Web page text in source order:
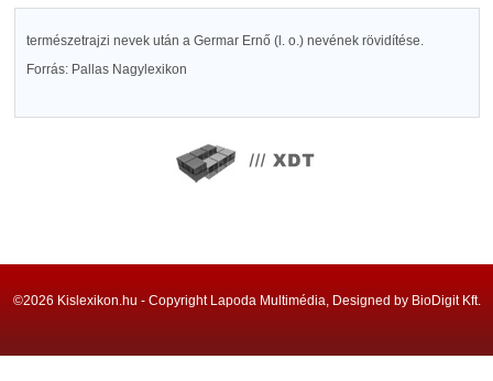
természetrajzi nevek után a Germar Ernő (l. o.) nevének rövidítése.
Forrás: Pallas Nagylexikon
©2026 Kislexikon.hu - Copyright Lapoda Multimédia, Designed by BioDigit Kft.